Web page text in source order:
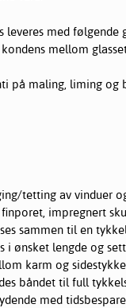
leveres med følgende
mellom
på maling, liming og
tetting av vinduer
finporet, impregnert
sammen til en
i ønsket lengde og
karm og
båndet til full
med